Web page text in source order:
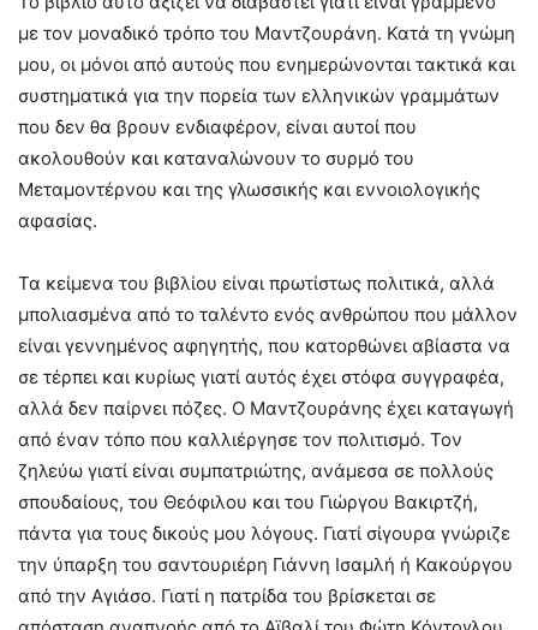
με τον μοναδικό τρόπο του Μαντζουράνη. Κατά τη γνώμη
μου, οι μόνοι από αυτούς που ενημερώνονται τακτικά και
συστηματικά για την πορεία των ελληνικών γραμμάτων
που δεν θα βρουν ενδιαφέρον, είναι αυτοί που
ακολουθούν και καταναλώνουν το συρμό του
Μεταμοντέρνου και της γλωσσικής και εννοιολογικής
αφασίας.
Τα κείμενα του βιβλίου είναι πρωτίστως πολιτικά, αλλά
μπολιασμένα από το ταλέντο ενός ανθρώπου που μάλλον
είναι γεννημένος αφηγητής, που κατορθώνει αβίαστα να
σε τέρπει και κυρίως γιατί αυτός έχει στόφα συγγραφέα,
αλλά δεν παίρνει πόζες. Ο Μαντζουράνης έχει καταγωγή
από έναν τόπο που καλλιέργησε τον πολιτισμό. Τον
ζηλεύω γιατί είναι συμπατριώτης, ανάμεσα σε πολλούς
σπουδαίους, του Θεόφιλου και του Γιώργου Βακιρτζή,
πάντα για τους δικούς μου λόγους. Γιατί σίγουρα γνώριζε
την ύπαρξη του σαντουριέρη Γιάννη Ισαμλή ή Κακούργου
από την Αγιάσο. Γιατί η πατρίδα του βρίσκεται σε